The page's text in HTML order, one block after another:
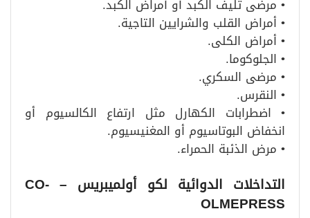
• مرضى تليف الكبد أو أمراض الكبد.
• أمراض القلب والشرايين التاجية.
• أمراض الكلى.
• الجلوكوما.
• مرضى السكري.
• النقرس.
• اضطرابات الكهارل مثل ارتفاع الكالسيوم أو
انخفاض البوتاسيوم أو المغنيسيوم.
• مرض الذئبة الحمراء.
التداخلات الدوائية لكو أولميبريس – CO-
OLMEPRESS